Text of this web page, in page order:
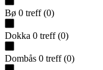
Bø 0 treff (0)
Dokka 0 treff (0)
Dombås 0 treff (0)